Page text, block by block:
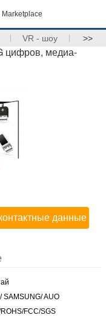
VR - шоу >>
цифров, медиа-
данные
SAMSUNG/ AUO
FCC/SGS